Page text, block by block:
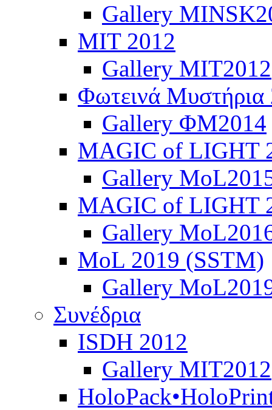
Gallery
ΜIT 2012
Gallery MIT2012
Φωτεινά Μυστήρια
Gallery ΦΜ2014
MAGIC of LIGHT
Gallery
MAGIC of LIGHT
Gallery
MoL 2019 (SSTM)
Gallery
Συνέδρια
ISDH 2012
Gallery MIT2012